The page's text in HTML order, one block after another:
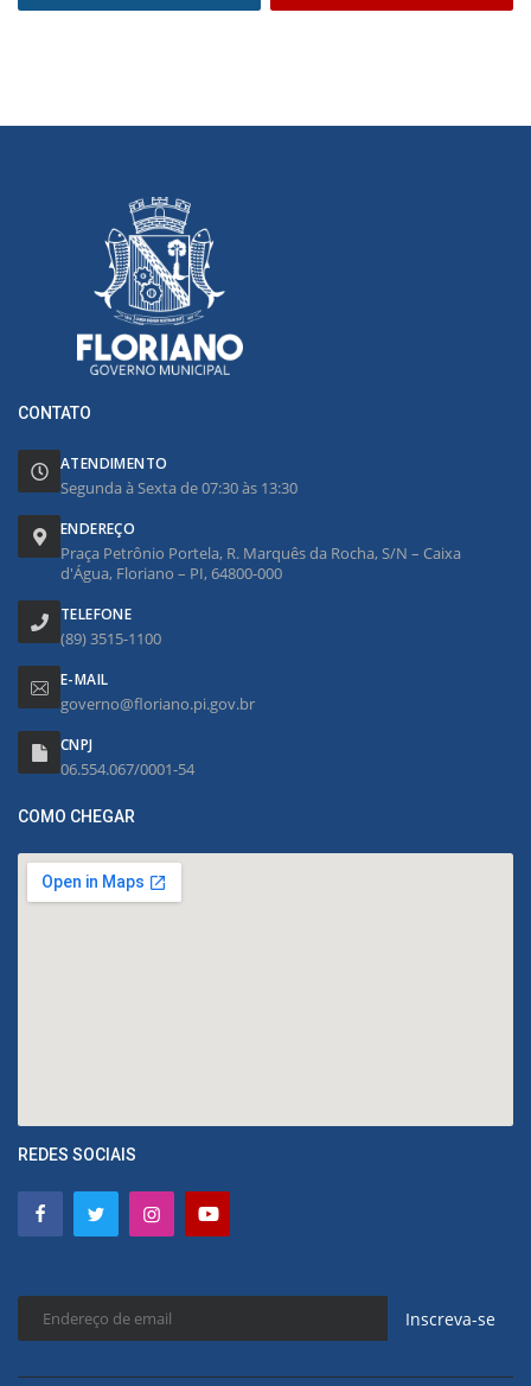
CONTATO
ATENDIMENTO
Segunda à Sexta de 07:30 às 13:30
ENDEREÇO
Praça Petrônio Portela, R. Marquês da Rocha, S/N – Caixa
d'Água, Floriano – PI, 64800-000
TELEFONE
(89) 3515-1100
E-MAIL
governo@floriano.pi.gov.br
CNPJ
06.554.067/0001-54
COMO CHEGAR
REDES SOCIAIS
Inscreva-se